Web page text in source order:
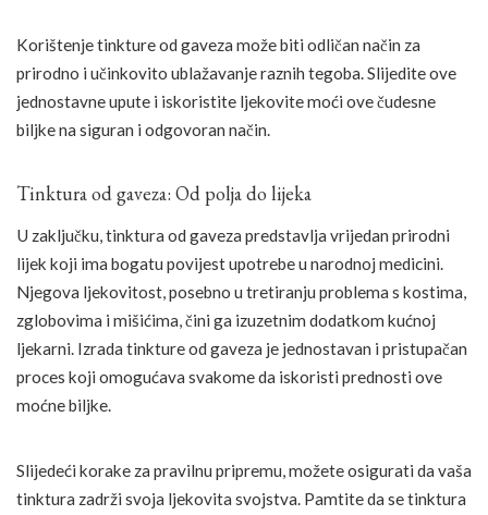
Korištenje tinkture od gaveza može biti odličan način za
prirodno i učinkovito ublažavanje raznih tegoba. Slijedite ove
jednostavne upute i iskoristite ljekovite moći ove čudesne
biljke na siguran i odgovoran način.
Tinktura od gaveza: Od polja do lijeka
U zaključku, tinktura od gaveza predstavlja vrijedan prirodni
lijek koji ima bogatu povijest upotrebe u narodnoj medicini.
Njegova ljekovitost, posebno u tretiranju problema s kostima,
zglobovima i mišićima, čini ga izuzetnim dodatkom kućnoj
ljekarni. Izrada tinkture od gaveza je jednostavan i pristupačan
proces koji omogućava svakome da iskoristi prednosti ove
moćne biljke.
Slijedeći korake za pravilnu pripremu, možete osigurati da vaša
tinktura zadrži svoja ljekovita svojstva. Pamtite da se tinktura